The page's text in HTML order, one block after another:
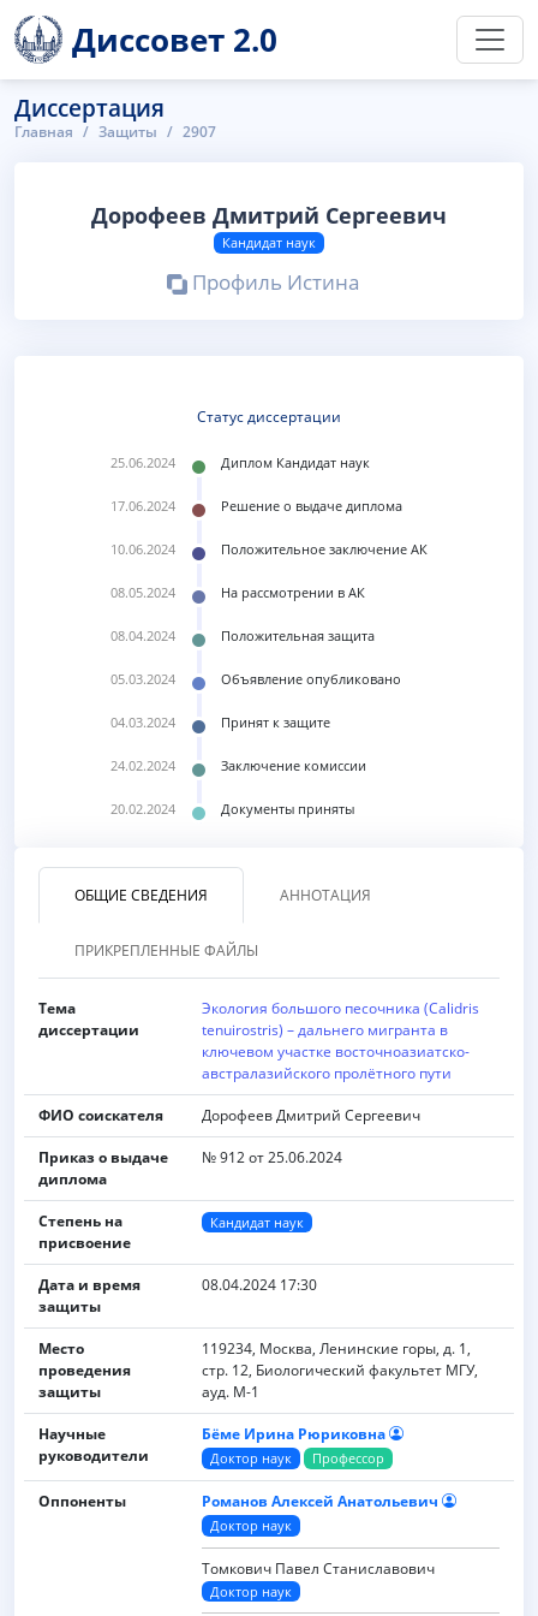
Диссовет 2.0
Диссертация
Главная Защиты 2907
Дорофеев Дмитрий Сергеевич
Кандидат наук
Профиль Истина
Статус диссертации
25.06.2024 Диплом Кандидат наук
17.06.2024 Решение о выдаче диплома
10.06.2024 Положительное заключение АК
08.05.2024 На рассмотрении в АК
08.04.2024 Положительная защита
05.03.2024 Объявление опубликовано
04.03.2024 Принят к защите
24.02.2024 Заключение комиссии
20.02.2024 Документы приняты
ОБЩИЕ СВЕДЕНИЯ АННОТАЦИЯ
ПРИКРЕПЛЕННЫЕ ФАЙЛЫ
Тема
диссертации
Экология большого песочника (Calidris
tenuirostris) – дальнего мигранта в
ключевом участке восточноазиатско-
австралазийского пролётного пути
ФИО соискателя Дорофеев Дмитрий Сергеевич
Приказ о выдаче
диплома
№ 912 от 25.06.2024
Степень на
присвоение
Кандидат наук
Дата и время
защиты
08.04.2024 17:30
Место
проведения
защиты
119234, Москва, Ленинские горы, д. 1,
стр. 12, Биологический факультет МГУ,
ауд. M-1
Научные
руководители
Бёме Ирина Рюриковна
Доктор наук Профессор
Оппоненты Романов Алексей Анатольевич
Доктор наук
Томкович Павел Станиславович
Доктор наук